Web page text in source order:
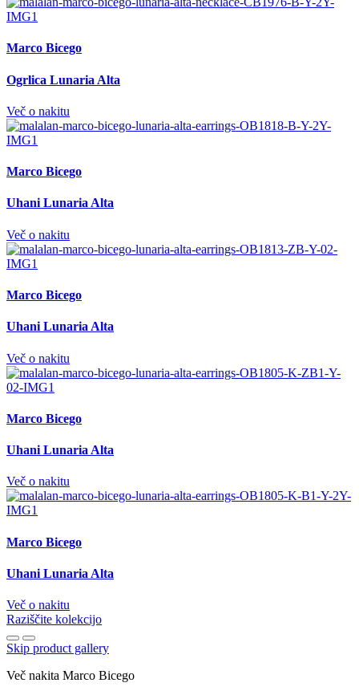
Marco Bicego
Ogrlica Lunaria Alta
Več o nakitu
Marco Bicego
Uhani Lunaria Alta
Več o nakitu
Marco Bicego
Uhani Lunaria Alta
Več o nakitu
Marco Bicego
Uhani Lunaria Alta
Več o nakitu
Marco Bicego
Uhani Lunaria Alta
Več o nakitu
Raziščite kolekcijo
Skip product gallery
Več nakita Marco Bicego